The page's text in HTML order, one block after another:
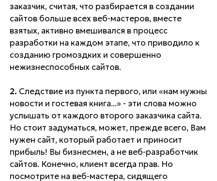
заказчик, считая, что разбирается в создании
сайтов больше всех веб-мастеров, вместе
взятых, активно вмешивался в процесс
разработки на каждом этапе, что приводило к
созданию громоздких и совершенно
нежизнеспособных сайтов.
2. Следствие из пункта первого, или «нам нужны
новости и гостевая книга...» - эти слова можно
услышать от каждого второго заказчика сайта.
Но стоит задуматься, может, прежде всего, Вам
нужен сайт, который работает и приносит
прибыль! Вы бизнесмен, а не веб-разработчик
сайтов. Конечно, клиент всегда прав. Но
посмотрите на веб-мастера, сидящего